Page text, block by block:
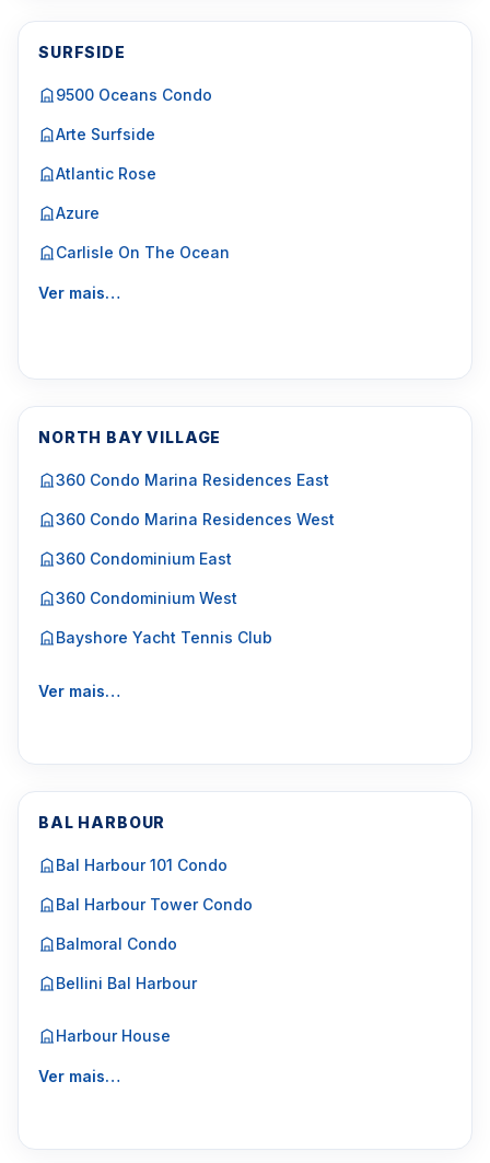
SURFSIDE
9500 Oceans Condo
Arte Surfside
Atlantic Rose
Azure
Carlisle On The Ocean
Ver mais…
NORTH BAY VILLAGE
360 Condo Marina Residences East
360 Condo Marina Residences West
360 Condominium East
360 Condominium West
Bayshore Yacht Tennis Club
Ver mais…
BAL HARBOUR
Bal Harbour 101 Condo
Bal Harbour Tower Condo
Balmoral Condo
Bellini Bal Harbour
Harbour House
Ver mais…